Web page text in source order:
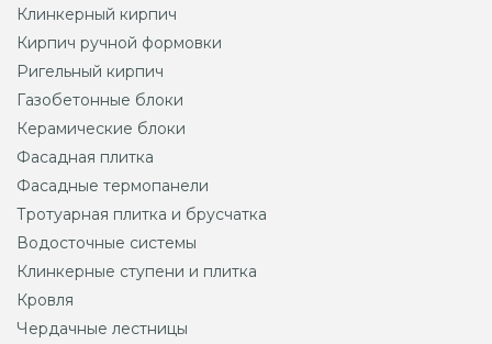
Клинкерный кирпич
Кирпич ручной формовки
Ригельный кирпич
Газобетонные блоки
Керамические блоки
Фасадная плитка
Фасадные термопанели
Тротуарная плитка и брусчатка
Водосточные системы
Клинкерные ступени и плитка
Кровля
Чердачные лестницы